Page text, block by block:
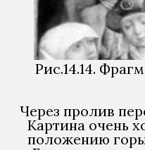
Рис.14.14.
Через пролив
Картина очень
положению